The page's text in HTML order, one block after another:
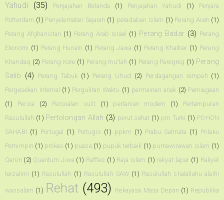
Yahudi
(35) Penjajahan Belanda (1) Penjajahan Yahudi (1)
Penjara
Rotterdam (1) Penyelamatan Sejarah (1) peradaban Islam (1) Perang Aceh (1)
Perang Afghanistan (1) Perang Arab Israel (1) Perang Badar (3) Perang
Ekonomi (1) Perang Hunain (1) Perang Jawa (1) Perang Khaibar (1) Perang
Khandaq (2) Perang Kore (1) Perang mu'tah (1) Perang Paregreg (1) Perang
Salib (4) Perang Tabuk (1) Perang Uhud (2) Perdagangan rempah (1)
Pergesekan Internal (1) Perguliran Waktu (1) permainan anak (2) Perniagaan
(1)
Persia (2) Persoalan sulit (1) pertanian modern (1)
Pertempuran
Rasulullah (1) Pertolongan Allah (3) perut sehat (1) pm Turki (1) POHON
SAHABI (1) Portugal (1) Portugis (1) ppkm (1) Prabu Satmata (1) Prilaku
Pemimpin (1) prokes (1) puasa (1) pupuk terbaik (1) purnawirawan Islam (1)
Qarun (2) Quantum Jiwa (1) Raffles (1) Raja Islam (1) rakyat lapar (1) Rakyat
terzalimi (1) Rasulullah (1) Rasulullah SAW (1) Rasulullah shalallahu alaihi
wassalam (1) Rehat (493) Rekayasa Masa Depan (1) Republika